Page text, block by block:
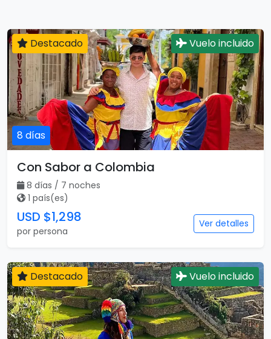
8 días
Destacado Vuelo incluido
Con Sabor a Colombia
8 días / 7 noches
1 país(es)
USD $1,298
por persona
Ver detalles
Destacado Vuelo incluido